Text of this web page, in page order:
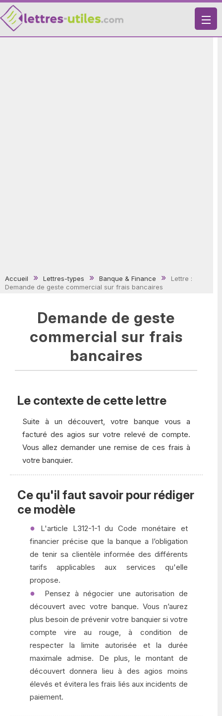
X
Accueil Lettres-types Banque & Finance
Lettre :
Demande de geste commercial sur frais bancaires
Demande de geste
commercial sur frais
bancaires
Le contexte de cette lettre
Suite à un découvert, votre banque vous a
facturé des agios sur votre relevé de compte.
Vous allez demander une remise de ces frais à
votre banquier.
Ce qu'il faut savoir pour rédiger
ce modèle
L'article L312-1-1 du Code monétaire et
financier précise que la banque a l’obligation
de tenir sa clientèle informée des différents
tarifs applicables aux services qu'elle
propose.
Pensez à négocier une autorisation de
découvert avec votre banque. Vous n’aurez
plus besoin de prévenir votre banquier si votre
compte vire au rouge, à condition de
respecter la limite autorisée et la durée
maximale admise. De plus, le montant de
découvert donnera lieu à des agios moins
élevés et évitera les frais liés aux incidents de
paiement.